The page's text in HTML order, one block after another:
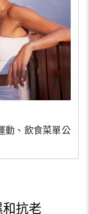
動、飲食菜單公
抗老